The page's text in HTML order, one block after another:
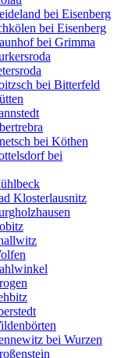
bei Eisenberg
bei Eisenberg
bei Grimma
bei Bitterfeld
bei Köthen
bei
Klosterlausnitz
bei Wurzen